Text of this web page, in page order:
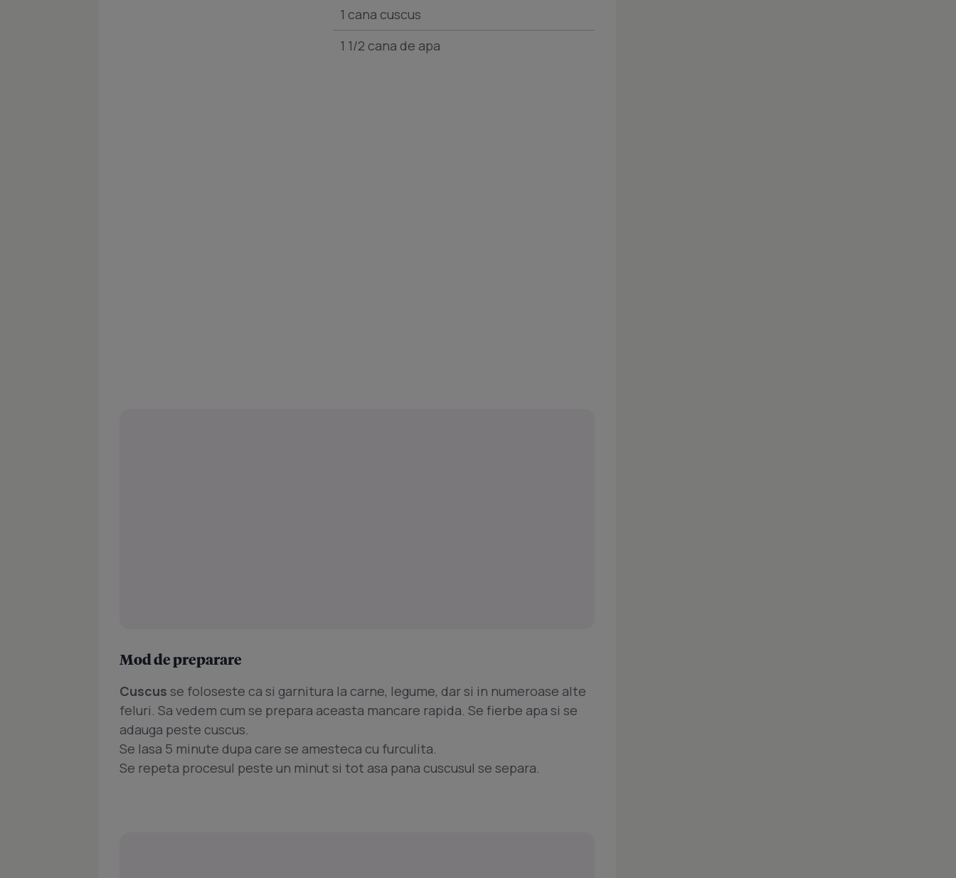
1 cana cuscus
1 1/2 cana de apa
Mod de preparare
Cuscus se foloseste ca si garnitura la carne, legume, dar si in numeroase alte
feluri. Sa vedem cum se prepara aceasta mancare rapida. Se fierbe apa si se
adauga peste cuscus.
Se lasa 5 minute dupa care se amesteca cu furculita.
Se repeta procesul peste un minut si tot asa pana cuscusul se separa.